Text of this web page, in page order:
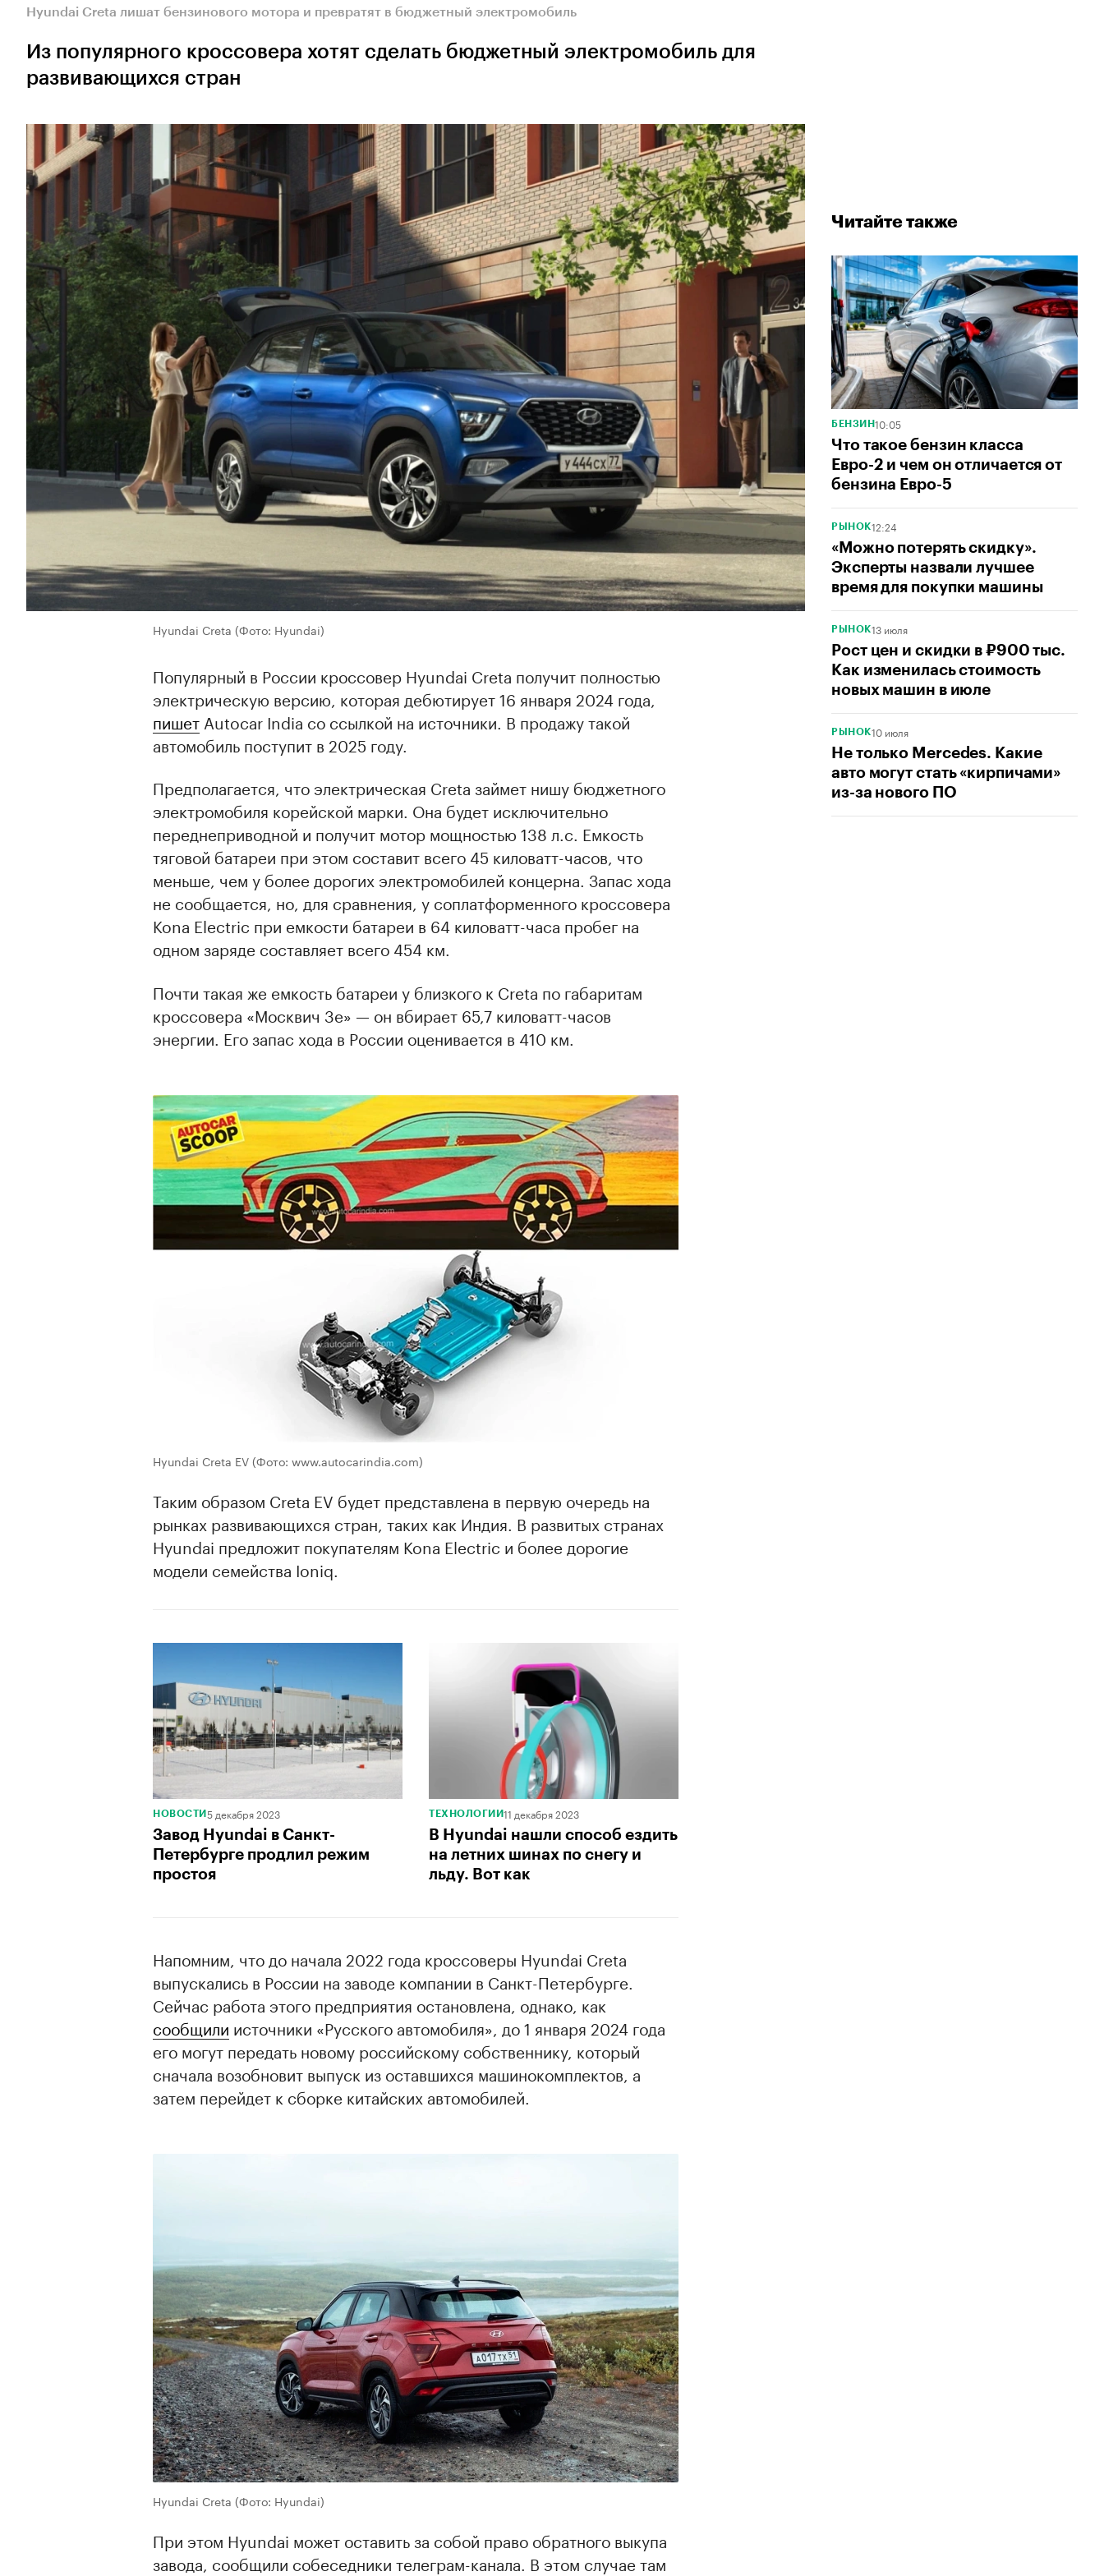
Читайте также
БЕНЗИН10:05
Что такое бензин класса
Евро-2 и чем он отличается от
бензина Евро-5
РЫНОК12:24
«Можно потерять скидку».
Эксперты назвали лучшее
время для покупки машины
РЫНОК13 июля
Рост цен и скидки в ₽900 тыс.
Как изменилась стоимость
новых машин в июле
РЫНОК10 июля
Не только Mercedes. Какие
авто могут стать «кирпичами»
из-за нового ПО
Hyundai Creta лишат бензинового мотора и превратят в бюджетный электромобиль
Из популярного кроссовера хотят сделать бюджетный электромобиль для
развивающихся стран
Hyundai Creta (Фото: Hyundai)
Популярный в России кроссовер Hyundai Creta получит полностью
электрическую версию, которая дебютирует 16 января 2024 года,
пишет Autocar India со ссылкой на источники. В продажу такой
автомобиль поступит в 2025 году.
Предполагается, что электрическая Creta займет нишу бюджетного
электромобиля корейской марки. Она будет исключительно
переднеприводной и получит мотор мощностью 138 л.с. Емкость
тяговой батареи при этом составит всего 45 киловатт-часов, что
меньше, чем у более дорогих электромобилей концерна. Запас хода
не сообщается, но, для сравнения, у соплатформенного кроссовера
Kona Electric при емкости батареи в 64 киловатт-часа пробег на
одном заряде составляет всего 454 км.
Почти такая же емкость батареи у близкого к Creta по габаритам
кроссовера «Москвич 3е» — он вбирает 65,7 киловатт-часов
энергии. Его запас хода в России оценивается в 410 км.
Hyundai Creta EV(Фото: www.autocarindia.com)
Таким образом Creta EV будет представлена в первую очередь на
рынках развивающихся стран, таких как Индия. В развитых странах
Hyundai предложит покупателям Kona Electric и более дорогие
модели семейства Ioniq.
НОВОСТИ 5 декабря 2023
Завод Hyundai в Санкт-
Петербурге продлил режим
простоя
ТЕХНОЛОГИИ11 декабря 2023
В Hyundai нашли способ ездить
на летних шинах по снегу и
льду. Вот как
Напомним, что до начала 2022 года кроссоверы Hyundai Creta
выпускались в России на заводе компании в Санкт-Петербурге.
Сейчас работа этого предприятия остановлена, однако, как
сообщили источники «Русского автомобиля», до 1 января 2024 года
его могут передать новому российскому собственнику, который
сначала возобновит выпуск из оставшихся машинокомплектов, а
затем перейдет к сборке китайских автомобилей.
Hyundai Creta (Фото: Hyundai)
При этом Hyundai может оставить за собой право обратного выкупа
завода, сообщили собеседники телеграм-канала. В этом случае там